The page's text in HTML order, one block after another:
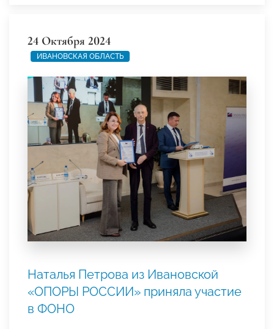
24 Октября 2024
ИВАНОВСКАЯ ОБЛАСТЬ
Наталья Петрова из Ивановской
«ОПОРЫ РОССИИ» приняла участие
в ФОНО